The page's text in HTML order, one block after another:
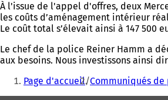
À l'issue de l'appel d'offres, deux
les coûts d’aménagement intérieur
Le coût total s’élevait ainsi à 147 500
Le chef de la police Reiner Hamm a
aux besoins. Nous investissons ainsi
Vous
êtes
Page d'accueil Communiqués de